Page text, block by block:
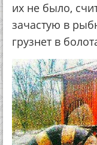
их не было,
зачастую в
грузнет в